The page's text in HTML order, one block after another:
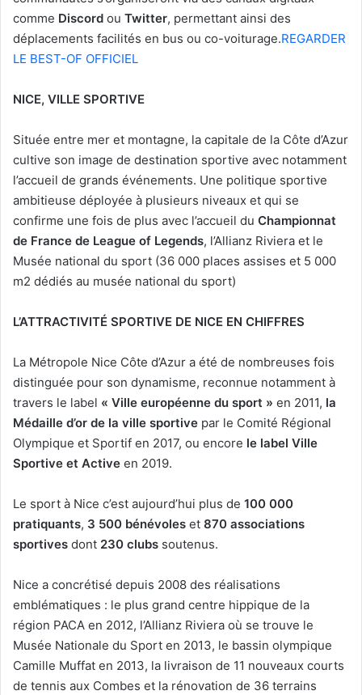
comme Discord ou Twitter, permettant ainsi des
déplacements facilités en bus ou co-voiturage.REGARDER
LE BEST-OF OFFICIEL
NICE, VILLE SPORTIVE
Située entre mer et montagne, la capitale de la Côte d’Azur
cultive son image de destination sportive avec notamment
l’accueil de grands événements. Une politique sportive
ambitieuse déployée à plusieurs niveaux et qui se
confirme une fois de plus avec l’accueil du Championnat
de France de League of Legends, l’Allianz Riviera et le
Musée national du sport (36 000 places assises et 5 000
m2 dédiés au musée national du sport)
L’ATTRACTIVITÉ SPORTIVE DE NICE EN CHIFFRES
La Métropole Nice Côte d’Azur a été de nombreuses fois
distinguée pour son dynamisme, reconnue notamment à
travers le label « Ville européenne du sport » en 2011, la
Médaille d’or de la ville sportive par le Comité Régional
Olympique et Sportif en 2017, ou encore le label Ville
Sportive et Active en 2019.
Le sport à Nice c’est aujourd’hui plus de 100 000
pratiquants, 3 500 bénévoles et 870 associations
sportives dont 230 clubs soutenus.
Nice a concrétisé depuis 2008 des réalisations
emblématiques : le plus grand centre hippique de la
région PACA en 2012, l’Allianz Riviera où se trouve le
Musée Nationale du Sport en 2013, le bassin olympique
Camille Muffat en 2013, la livraison de 11 nouveaux courts
de tennis aux Combes et la rénovation de 36 terrains